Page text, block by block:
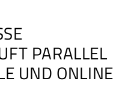
PARALLEL
UND ONLINE